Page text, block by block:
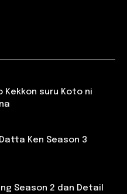
Kekkon suru Koto ni
Ken Season 3
Season 2 dan Detail